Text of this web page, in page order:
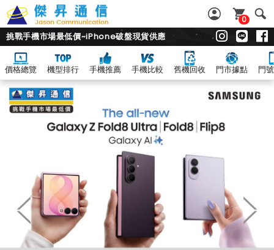
0
挑戰手機市場最低價~iPhone破盤現貨供應
價格總覽 機型排行 手機推薦 手機比較 舊機回收 門市據點 門